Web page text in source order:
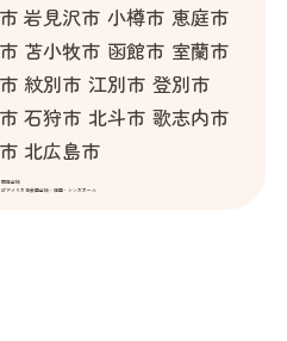
岩見沢市 小樽市 恵庭市
苫小牧市 函館市 室蘭市
紋別市 江別市 登別市
石狩市 北斗市 歌志内市
北広島市
関西全域
びアメリカ合衆国全域・韓国・シンガポール